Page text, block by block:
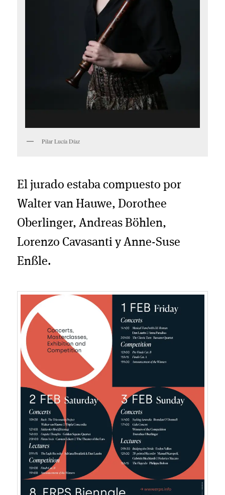
Pilar Lucía Díaz
El jurado estaba compuesto por
Walter van Hauwe, Dorothee
Oberlinger, Andreas Böhlen,
Lorenzo Cavasanti y Anne-Suse
Enßle.